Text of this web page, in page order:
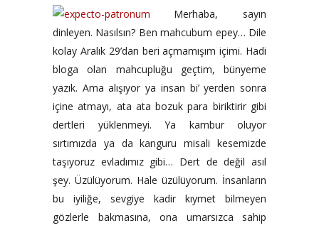
Merhaba, sayın
dinleyen. Nasılsın? Ben mahcubum epey… Dile
kolay Aralık 29’dan beri açmamışım içimi. Hadi
bloga olan mahcupluğu geçtim, bünyeme
yazık. Ama alışıyor ya insan bi’ yerden sonra
içine atmayı, ata ata bozuk para biriktirir gibi
dertleri yüklenmeyi. Ya kambur oluyor
sırtımızda ya da kanguru misali kesemizde
taşıyoruz evladımız gibi… Dert de değil asıl
şey. Üzülüyorum. Hale üzülüyorum. İnsanların
bu iyiliğe, sevgiye kadir kıymet bilmeyen
gözlerle bakmasına, ona umarsızca sahip